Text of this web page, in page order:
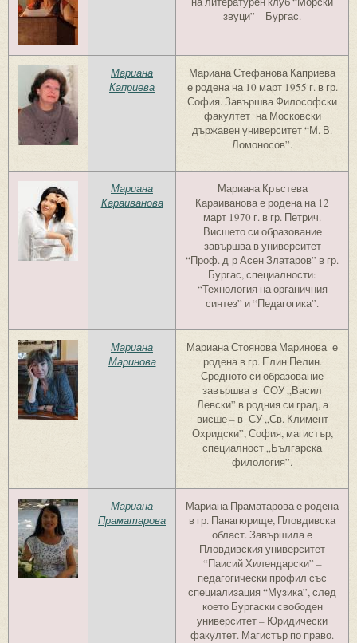
звуци” – Бургас.
Мариана
Каприева
Мариана Стефанова Каприева
е родена на 10 март 1955 г. в гр.
София. Завършва Философски
факултет на Московски
държавен университет “М. В.
Ломоносов”.
Мариана
Караиванова
Мариана Кръстева
Караиванова е родена на 12
март 1970 г. в гр. Петрич.
Висшето си образование
завършва в университет
“Проф. д-р Асен Златаров” в гр.
Бургас, специалности:
“Технология на органичния
синтез” и “Педагогика”.
Мариана
Маринова
Мариана Стоянова Маринова е
родена в гр. Елин Пелин.
Средното си образование
завършва в СОУ „Васил
Левски” в родния си град, а
висше – в СУ „Св. Климент
Охридски”, София, магистър,
специалност „Българска
филология”.
Мариана
Праматарова
Мариана Праматарова е родена
в гр. Панагюрище, Пловдивска
област. Завършила е
Пловдивския университет
“Паисий Хилендарски” –
педагогически профил със
специализация “Музика”, след
което Бургаски свободен
университет – Юридически
факултет. Магистър по право.